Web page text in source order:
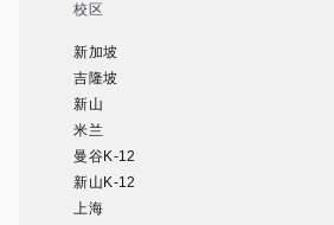
校区
新加坡
吉隆坡
新山
米兰
曼谷K-12
新山K-12
上海